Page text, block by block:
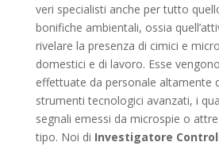
veri specialisti anche per tutto
bonifiche ambientali, ossia
rivelare la presenza di cimici e
domestici e di lavoro. Esse
effettuate da personale altamente
strumenti tecnologici avanzati, i
segnali emessi da microspie o
tipo. Noi di Investigatore